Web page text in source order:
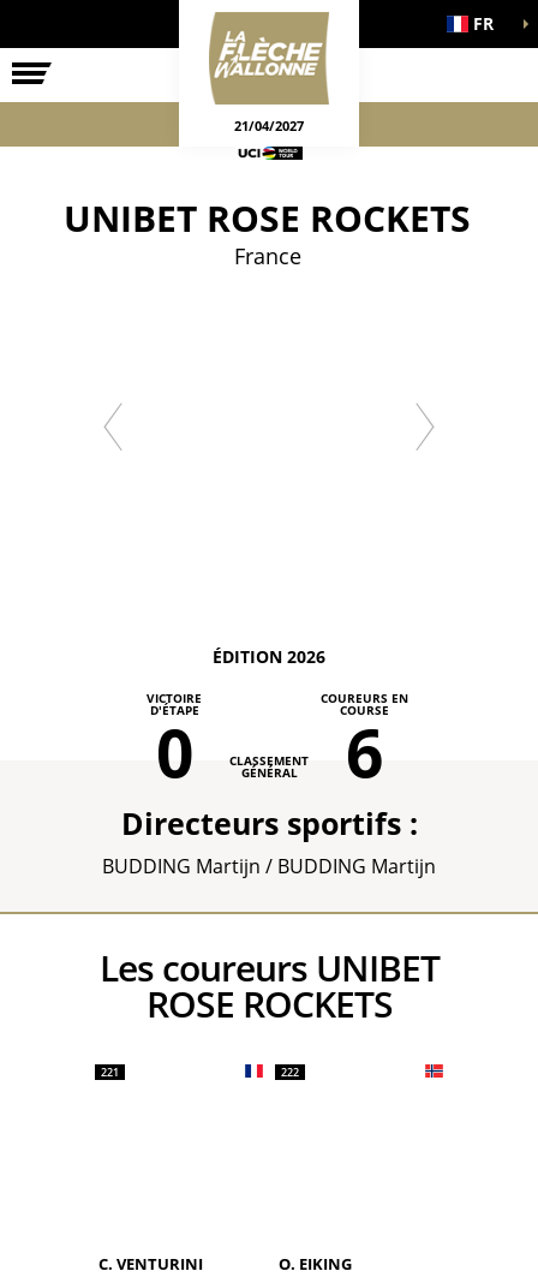
COURSE
OFFICIELS FR
21/04/2027
UNIBET ROSE ROCKETS
France
ÉDITION 2026
VICTOIRE
D'ÉTAPE
0 CLASSEMENT
GÉNÉRAL
COUREURS EN
COURSE
6
Directeurs sportifs :
BUDDING Martijn / BUDDING Martijn
Les coureurs UNIBET
ROSE ROCKETS
221
C. VENTURINI
222
O. EIKING